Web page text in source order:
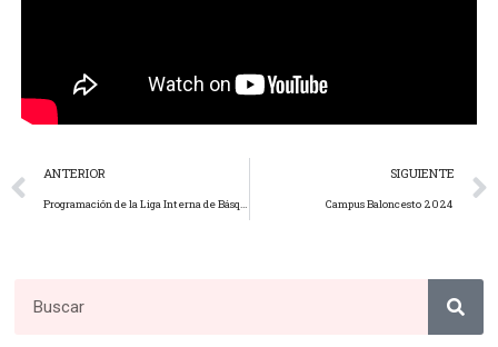
ANTERIOR SIGUIENTE
Campus Baloncesto 2024